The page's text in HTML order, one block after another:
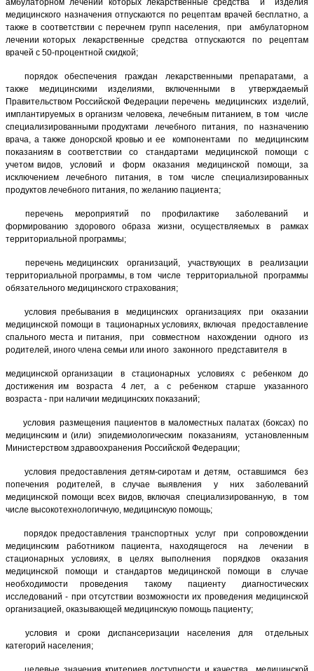
амбулаторном лечении которых лекарственные средства и изделия
медицинского назначения отпускаются по рецептам врачей бесплатно, а
также в соответствии с перечнем групп населения, при амбулаторном
лечении которых лекарственные средства отпускаются по рецептам
врачей с 50-процентной скидкой;
порядок обеспечения граждан лекарственными препаратами, а
также медицинскими изделиями, включенными в утверждаемый
Правительством Российской Федерации перечень медицинских изделий,
имплантируемых в организм человека, лечебным питанием, в том числе
специализированными продуктами лечебного питания, по назначению
врача, а также донорской кровью и ее компонентами по медицинским
показаниям в соответствии со стандартами медицинской помощи с
учетом видов, условий и форм оказания медицинской помощи, за
исключением лечебного питания, в том числе специализированных
продуктов лечебного питания, по желанию пациента;
перечень мероприятий по профилактике заболеваний и
формированию здорового образа жизни, осуществляемых в рамках
территориальной программы;
перечень медицинских организаций, участвующих в реализации
территориальной программы, в том числе территориальной программы
обязательного медицинского страхования;
условия пребывания в медицинских организациях при оказании
медицинской помощи в тационарных условиях, включая предоставление
спального места и питания, при совместном нахождении одного из
родителей, иного члена семьи или иного законного представителя в
медицинской организации в стационарных условиях с ребенком до
достижения им возраста 4 лет, а с ребенком старше указанного
возраста - при наличии медицинских показаний;
условия размещения пациентов в маломестных палатах (боксах) по
медицинским и (или) эпидемиологическим показаниям, установленным
Министерством здравоохранения Российской Федерации;
условия предоставления детям-сиротам и детям, оставшимся без
попечения родителей, в случае выявления у них заболеваний
медицинской помощи всех видов, включая специализированную, в том
числе высокотехнологичную, медицинскую помощь;
порядок предоставления транспортных услуг при сопровождении
медицинским работником пациента, находящегося на лечении в
стационарных условиях, в целях выполнения порядков оказания
медицинской помощи и стандартов медицинской помощи в случае
необходимости проведения такому пациенту диагностических
исследований - при отсутствии возможности их проведения медицинской
организацией, оказывающей медицинскую помощь пациенту;
условия и сроки диспансеризации населения для отдельных
категорий населения;